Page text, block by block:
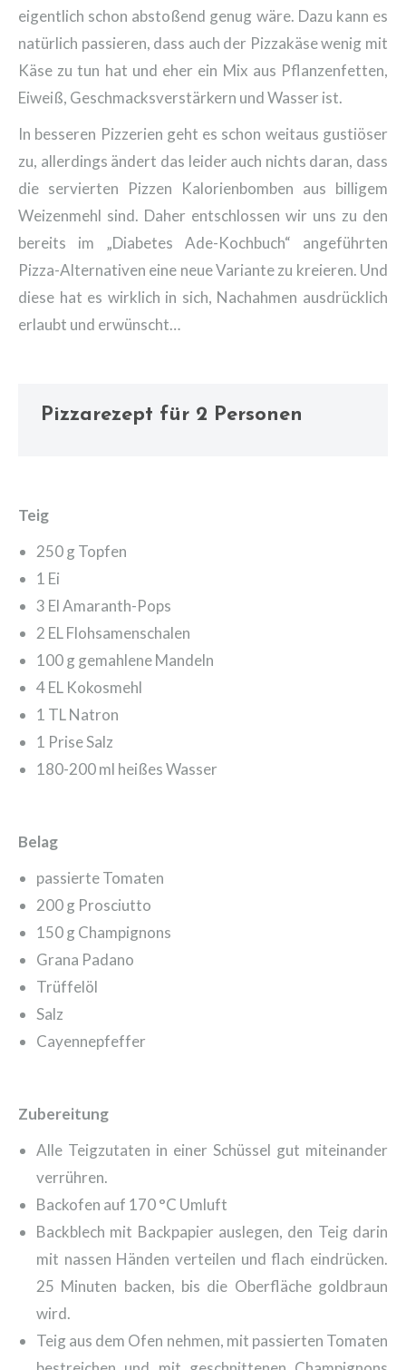
eigentlich schon abstoßend genug wäre. Dazu kann es
natürlich passieren, dass auch der Pizzakäse wenig mit
Käse zu tun hat und eher ein Mix aus Pflanzenfetten,
Eiweiß, Geschmacksverstärkern und Wasser ist.
In besseren Pizzerien geht es schon weitaus gustiöser
zu, allerdings ändert das leider auch nichts daran, dass
die servierten Pizzen Kalorienbomben aus billigem
Weizenmehl sind. Daher entschlossen wir uns zu den
bereits im „Diabetes Ade-Kochbuch“ angeführten
Pizza-Alternativen eine neue Variante zu kreieren. Und
diese hat es wirklich in sich, Nachahmen ausdrücklich
erlaubt und erwünscht…
Pizzarezept für 2 Personen
Teig
250 g Topfen
1 Ei
3 El Amaranth-Pops
2 EL Flohsamenschalen
100 g gemahlene Mandeln
4 EL Kokosmehl
1 TL Natron
1 Prise Salz
180-200 ml heißes Wasser
Belag
passierte Tomaten
200 g Prosciutto
150 g Champignons
Grana Padano
Trüffelöl
Salz
Cayennepfeffer
Zubereitung
Alle Teigzutaten in einer Schüssel gut miteinander
verrühren.
Backofen auf 170 °C Umluft
Backblech mit Backpapier auslegen, den Teig darin
mit nassen Händen verteilen und flach eindrücken.
25 Minuten backen, bis die Oberfläche goldbraun
wird.
Teig aus dem Ofen nehmen, mit passierten Tomaten